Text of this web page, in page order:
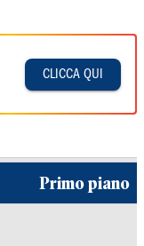
CLICCA QUI
Primo piano